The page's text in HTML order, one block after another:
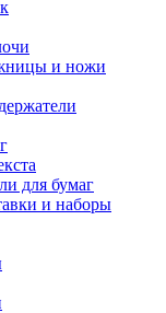
и ножи
для бумаг
и наборы